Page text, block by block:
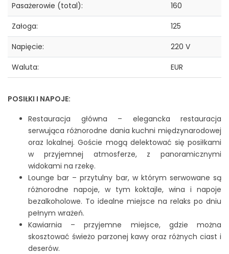
Pasażerowie (total):
160
Załoga:
125
Napięcie:
220 V
Waluta:
EUR
POSIŁKI I NAPOJE:
Restauracja główna – elegancka restauracja
serwująca różnorodne dania kuchni międzynarodowej
oraz lokalnej. Goście mogą delektować się posiłkami
w przyjemnej atmosferze, z panoramicznymi
widokami na rzekę.
Lounge bar – przytulny bar, w którym serwowane są
różnorodne napoje, w tym koktajle, wina i napoje
bezalkoholowe. To idealne miejsce na relaks po dniu
pełnym wrażeń.
Kawiarnia – przyjemne miejsce, gdzie można
skosztować świeżo parzonej kawy oraz różnych ciast i
deserów.